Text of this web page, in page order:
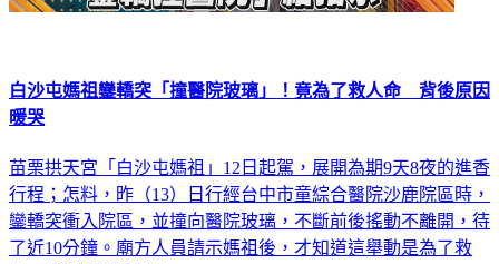
白沙屯媽祖鑾轎突「撞醫院玻璃」！竟為了救人命 背後原因
暖哭
苗栗拱天宮「白沙屯媽祖」12日起駕，展開為期9天8夜的進香
行程；怎料，昨（13）日行經台中市童綜合醫院沙鹿院區時，
鑾轎突衝入院區，並撞向醫院玻璃，不斷前後搖動不離開，待
了近10分鐘。廟方人員請示媽祖後，才知道這舉動是為了救